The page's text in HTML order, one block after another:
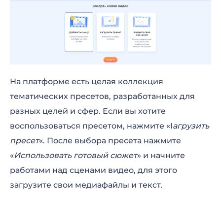
На платформе есть целая коллекция
тематических пресетов, разработанных для
разных целей и сфер. Если вы хотите
воспользоваться пресетом, нажмите «Iагрузить
пресет«. После выбора пресета нажмите
«Использовать готовый сюжет» и начните
работами над сценами видео, для этого
загрузите свои медиафайлы и текст.